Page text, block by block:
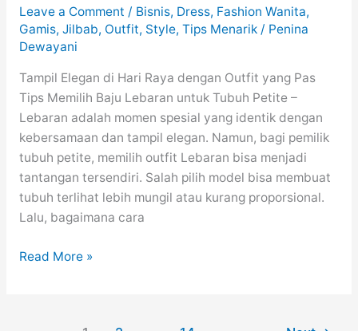
Leave a Comment / Bisnis, Dress, Fashion Wanita,
Gamis, Jilbab, Outfit, Style, Tips Menarik/ Penina
Dewayani
Tampil Elegan di Hari Raya dengan Outfit yang Pas
Tips Memilih Baju Lebaran untuk Tubuh Petite –
Lebaran adalah momen spesial yang identik dengan
kebersamaan dan tampil elegan. Namun, bagi pemilik
tubuh petite, memilih outfit Lebaran bisa menjadi
tantangan tersendiri. Salah pilih model bisa membuat
tubuh terlihat lebih mungil atau kurang proporsional.
Lalu, bagaimana cara
Tips
Read More »